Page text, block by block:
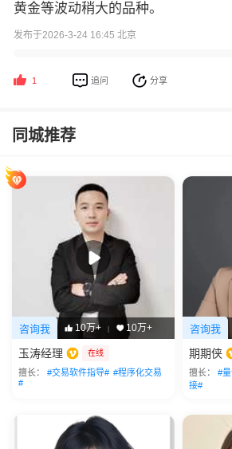
黄金等波动稍大的品种。
发布于2026-3-24 16:45 北京
1 追问 分享
同城推荐
咨询我 10万+ | 10万+
玉涛经理 在线
擅长： #交易软件指导# #程序化交易
#
咨询我
期期侠
擅长： #
接#